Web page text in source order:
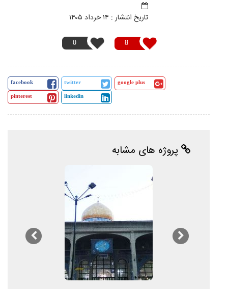
8
0
تاریخ انتشار : ۱۴ خرداد ۱۴۰۵
facebook twitter
google plus
pinterest
linkedin
پروژه های مشابه